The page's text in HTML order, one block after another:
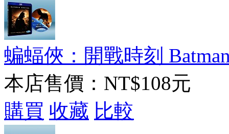
蝙蝠俠：開戰時刻
本店售價： NT$108元
購買 收藏 比較